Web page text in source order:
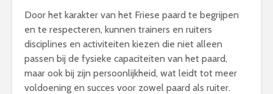
Door het karakter van het Friese paard te begrijpen
en te respecteren, kunnen trainers en ruiters
disciplines en activiteiten kiezen die niet alleen
passen bij de fysieke capaciteiten van het paard,
maar ook bij zijn persoonlijkheid, wat leidt tot meer
voldoening en succes voor zowel paard als ruiter.